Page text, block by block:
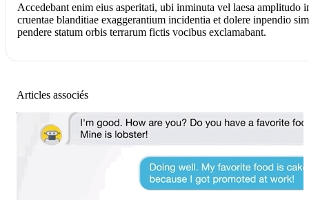
Accedebant enim eius asperitati, ubi inminuta vel laesa
cruentae blanditiae exaggerantium incidentia et dolere inpendio
pendere statum orbis terrarum fictis vocibus exclamabant.
Articles associés